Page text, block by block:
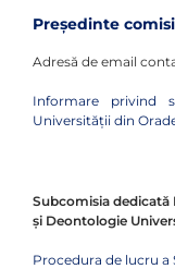
Preşedinte
Adresă de email
Informare privind
Universității din
Subcomisia dedicată
și Deontologie
Procedura de lucru a